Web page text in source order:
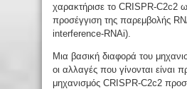
χαρακτήρισε το CRISPR-C2c2
προσέγγιση της παρεμβολής
interference-RNAi).
Μια βασική διαφορά του
οι αλλαγές που γίνονται είναι
μηχανισμός CRISPR-C2c2